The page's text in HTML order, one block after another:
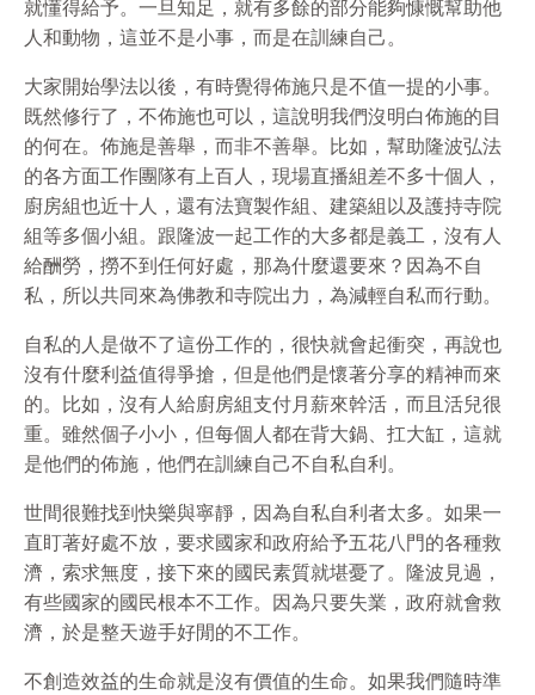
就懂得給予。一旦知足，就有多餘的部分能夠慷慨幫助他
人和動物，這並不是小事，而是在訓練自己。
大家開始學法以後，有時覺得佈施只是不值一提的小事。
既然修行了，不佈施也可以，這說明我們沒明白佈施的目
的何在。佈施是善舉，而非不善舉。比如，幫助隆波弘法
的各方面工作團隊有上百人，現場直播組差不多十個人，
廚房組也近十人，還有法寶製作組、建築組以及護持寺院
組等多個小組。跟隆波一起工作的大多都是義工，沒有人
給酬勞，撈不到任何好處，那為什麼還要來？因為不自
私，所以共同來為佛教和寺院出力，為減輕自私而行動。
自私的人是做不了這份工作的，很快就會起衝突，再說也
沒有什麼利益值得爭搶，但是他們是懷著分享的精神而來
的。比如，沒有人給廚房組支付月薪來幹活，而且活兒很
重。雖然個子小小，但每個人都在背大鍋、扛大缸，這就
是他們的佈施，他們在訓練自己不自私自利。
世間很難找到快樂與寧靜，因為自私自利者太多。如果一
直盯著好處不放，要求國家和政府給予五花八門的各種救
濟，索求無度，接下來的國民素質就堪憂了。隆波見過，
有些國家的國民根本不工作。因為只要失業，政府就會救
濟，於是整天遊手好閒的不工作。
不創造效益的生命就是沒有價值的生命。如果我們隨時準